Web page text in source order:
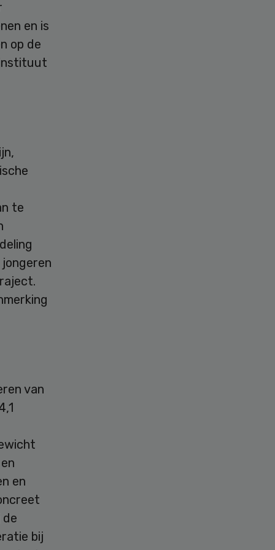
en is
op de
te
van
en
de
bij